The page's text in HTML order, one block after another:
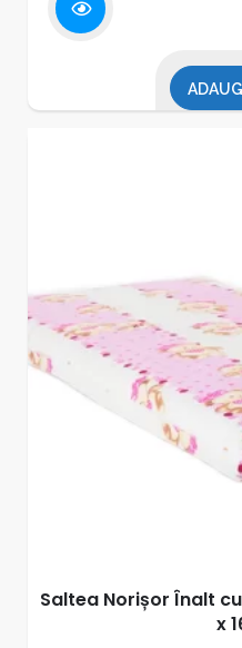
Saltea Norișor Înalt
x